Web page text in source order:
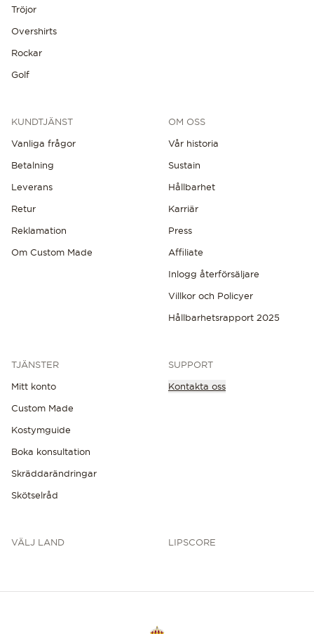
Tröjor
Overshirts
Rockar
Golf
KUNDTJÄNST
Vanliga frågor
Betalning
Leverans
Retur
Reklamation
Om Custom Made
OM OSS
Vår historia
Sustain
Hållbarhet
Karriär
Press
Affiliate
Inlogg återförsäljare
Villkor och Policyer
Hållbarhetsrapport 2025
TJÄNSTER
Mitt konto
Custom Made
Kostymguide
Boka konsultation
Skräddarändringar
Skötselråd
SUPPORT
Kontakta oss
VÄLJ LAND LIPSCORE